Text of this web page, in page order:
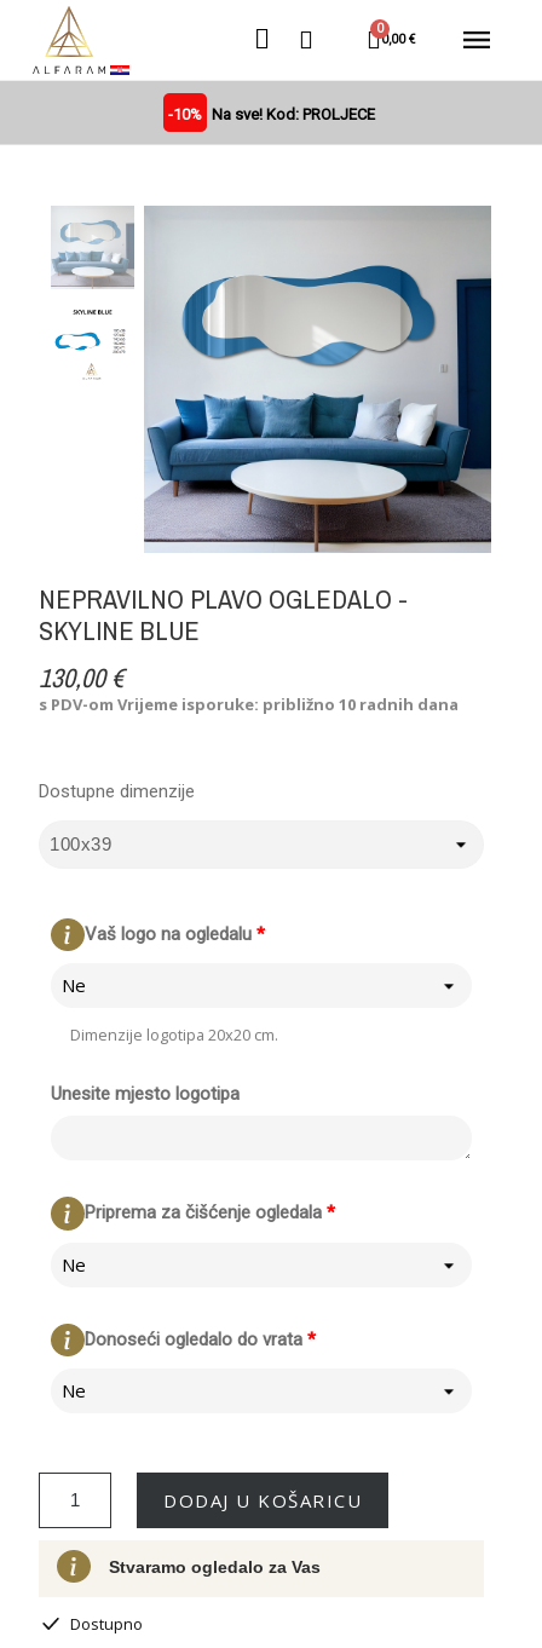
0,00 €
-10% Na sve! Kod: PROLJECE
NEPRAVILNO PLAVO OGLEDALO -
SKYLINE BLUE
130,00 €
s PDV-omVrijeme isporuke: približno 10 radnih dana
*
Vaš logo na ogledalu
Ne
Dimenzije logotipa 20x20 cm.
Unesite mjesto logotipa
*
Priprema za čišćenje ogledala
Ne
*
Donoseći ogledalo do vrata
Ne
Dostupne dimenzije
DODAJ U KOŠARICU
Stvaramo ogledalo za Vas
Dostupno